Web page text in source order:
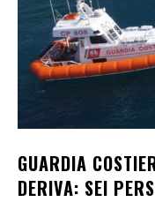
GUARDIA
DERIVA: SEI